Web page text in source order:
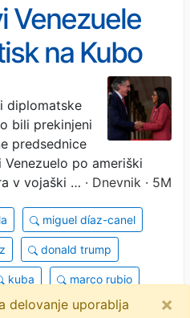
Venezuele
na Kubo
diplomatske
bili prekinjeni
predsednice
po ameriški
v vojaški … · Dnevnik · 5M
miguel díaz-canel
donald trump
kuba marco rubio
castro chris wright
delovanje uporablja
×